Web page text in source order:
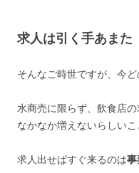
求人は引く手あまた
そんなご時世ですが、今ど
水商売に限らず、飲食店の
なかなか増えないらしいこ
求人出せばすぐ来るのは事